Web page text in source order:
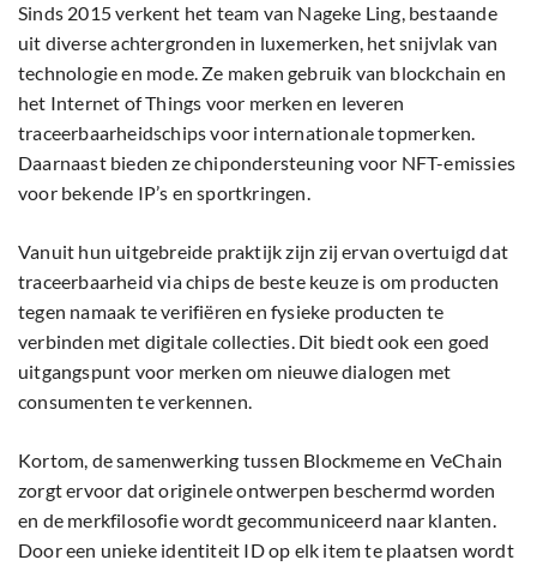
Sinds 2015 verkent het team van Nageke Ling, bestaande
uit diverse achtergronden in luxemerken, het snijvlak van
technologie en mode. Ze maken gebruik van blockchain en
het Internet of Things voor merken en leveren
traceerbaarheidschips voor internationale topmerken.
Daarnaast bieden ze chipondersteuning voor NFT-emissies
voor bekende IP’s en sportkringen.
Vanuit hun uitgebreide praktijk zijn zij ervan overtuigd dat
traceerbaarheid via chips de beste keuze is om producten
tegen namaak te verifiëren en fysieke producten te
verbinden met digitale collecties. Dit biedt ook een goed
uitgangspunt voor merken om nieuwe dialogen met
consumenten te verkennen.
Kortom, de samenwerking tussen Blockmeme en VeChain
zorgt ervoor dat originele ontwerpen beschermd worden
en de merkfilosofie wordt gecommuniceerd naar klanten.
Door een unieke identiteit ID op elk item te plaatsen wordt